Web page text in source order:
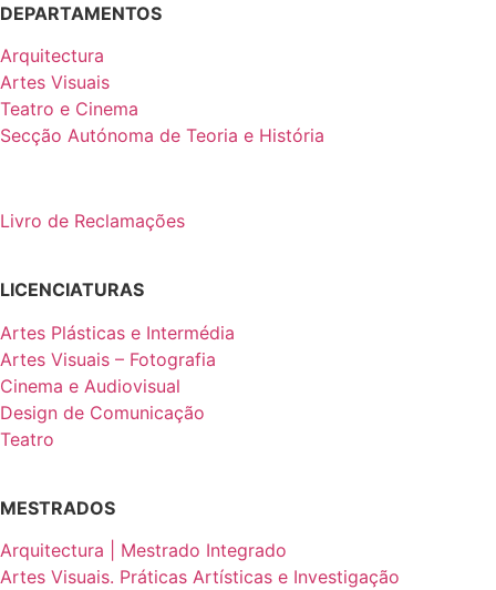
DEPARTAMENTOS
Arquitectura
Artes Visuais
Teatro e Cinema
Secção Autónoma de Teoria e História
Livro de Reclamações
LICENCIATURAS
Artes Plásticas e Intermédia
Artes Visuais – Fotografia
Cinema e Audiovisual
Design de Comunicação
Teatro
MESTRADOS
Arquitectura | Mestrado Integrado
Artes Visuais. Práticas Artísticas e Investigação